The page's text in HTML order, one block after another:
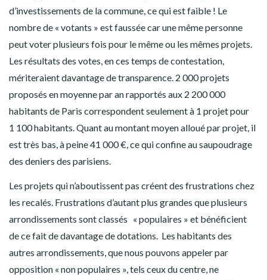
d’investissements de la commune, ce qui est faible ! Le
nombre de « votants » est faussée car une même personne
peut voter plusieurs fois pour le même ou les mêmes projets.
Les résultats des votes, en ces temps de contestation,
mériteraient davantage de transparence. 2 000 projets
proposés en moyenne par an rapportés aux 2 200 000
habitants de Paris correspondent seulement à 1 projet pour
1 100 habitants. Quant au montant moyen alloué par projet, il
est très bas, à peine 41 000 €, ce qui confine au saupoudrage
des deniers des parisiens.
Les projets qui n’aboutissent pas créent des frustrations chez
les recalés. Frustrations d’autant plus grandes que plusieurs
arrondissements sont classés « populaires » et bénéficient
de ce fait de davantage de dotations. Les habitants des
autres arrondissements, que nous pouvons appeler par
opposition « non populaires », tels ceux du centre, ne